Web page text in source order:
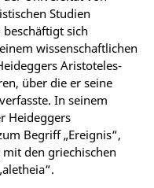
Studien
sich
wissenschaftlichen
Aristoteles-
über die er seine
In seinem
Heideggers
Begriff „Ereignis“,
den griechischen